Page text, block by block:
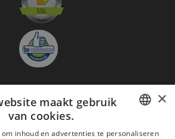
GO
FRENCH
×
maakt gebruik
van cookies.
inhoud en advertenties te personaliseren